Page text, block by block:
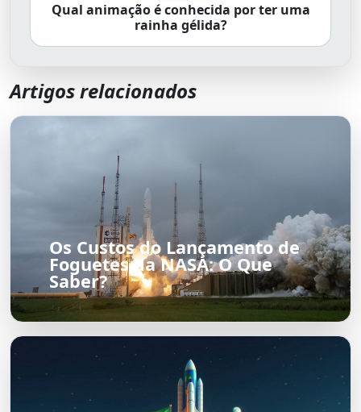
Qual animação é conhecida por ter uma
rainha gélida?
Artigos relacionados
Os Custos do Lançamento de
Foguetes da NASA: O Que
Saber?